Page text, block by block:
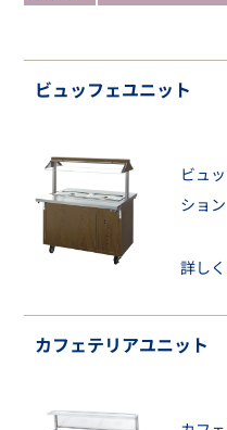
ビュッフェユニット
ビュ
ション
詳し
カフェテリアユニット